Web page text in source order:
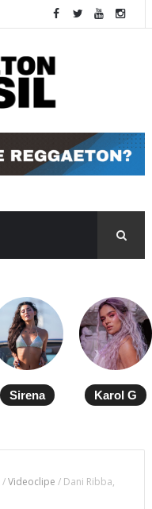
Sirena Karol G
/Videoclipe / Dani Ribba,